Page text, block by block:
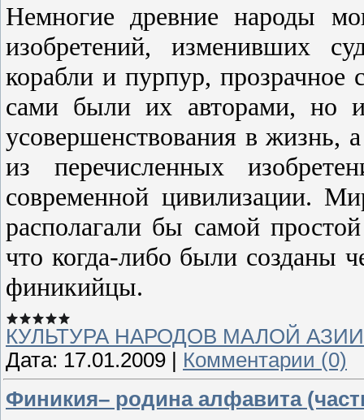
Немногие древние народы
изобретений, изменивших
корабли и пурпур, прозрачное
сами были их авторами, но
усовершенствования в жизнь,
из перечисленных
современной цивилизации.
располагали бы самой
что когда‑либо были созданы
финикийцы.
КУЛЬТУРА НАРОДОВ МАЛОЙ АЗИИ
Дата: 17.01.2009
Комментарии (0)
Финикия– родина алфавита